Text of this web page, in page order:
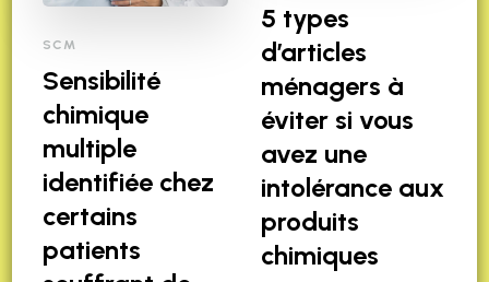
5 types
d’articles
ménagers à
éviter si vous
avez une
intolérance aux
produits
chimiques
SCM
Sensibilité
chimique
multiple
identifiée chez
certains
patients